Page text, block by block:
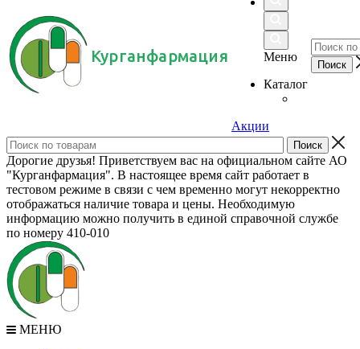
Курганфармация
Меню
Каталог
Акции
Дорогие друзья! Приветствуем вас на официальном сайте АО
"Курганфармация". В настоящее время сайт работает в
тестовом режиме в связи с чем временно могут некорректно
отображаться наличие товара и цены. Необходимую
информацию можно получить в единой справочной службе
по номеру 410-010
МЕНЮ